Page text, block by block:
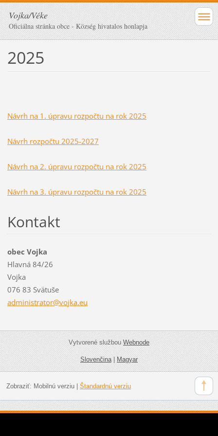
Vojka/Véke
Oficiálna stránka obce - Község hivatalos honlapja
2025
Návrh na 1. úpravu rozpočtu na rok 2025
Návrh rozpočtu 2025-2027
Návrh na 2. úpravu rozpočtu na rok 2025
Návrh na 3. úpravu rozpočtu na rok 2025
Kontakt
obec Vojka
Hlavná 84/26
Vojka
076 83 Svätuše
administrator@vojka.eu
Vytvorené službouWebnode
Slovenčina|Magyar
Zobraziť: Mobilnú verziu| Štandardnú verziu